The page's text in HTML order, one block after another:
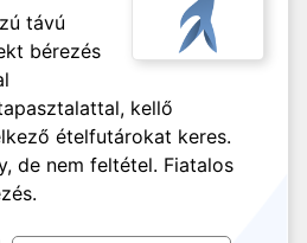
távú
bérezés
kellő
ételfutárokat keres.
de nem feltétel. Fiatalos